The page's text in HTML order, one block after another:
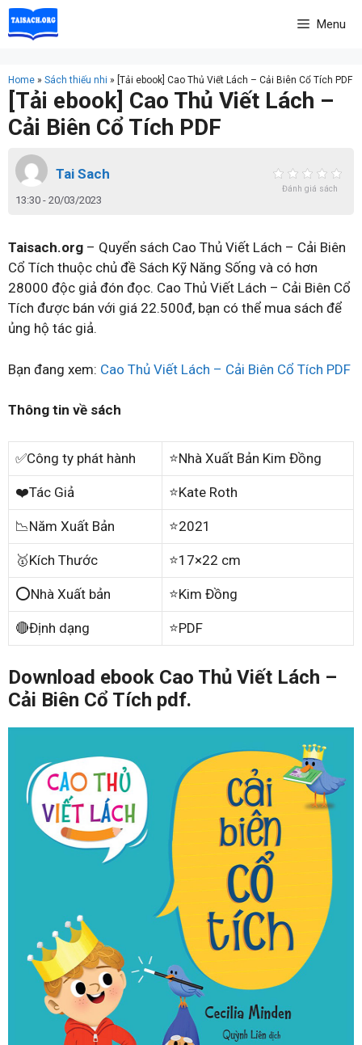
Skip
to
Menu
Home » Sách thiếu nhi » [Tải ebook] Cao Thủ Viết Lách – Cải Biên Cổ Tích PDF
[Tải ebook] Cao Thủ Viết Lách –
Cải Biên Cổ Tích PDF
Tai Sach
13:30 - 20/03/2023
Đánh giá sách
Taisach.org – Quyển sách Cao Thủ Viết Lách – Cải Biên
Cổ Tích thuộc chủ đề Sách Kỹ Năng Sống và có hơn
28000 độc giả đón đọc. Cao Thủ Viết Lách – Cải Biên Cổ
Tích được bán với giá 22.500đ, bạn có thể mua sách để
ủng hộ tác giả.
Bạn đang xem: Cao Thủ Viết Lách – Cải Biên Cổ Tích PDF
Thông tin về sách
✅Công ty phát hành ⭐Nhà Xuất Bản Kim Đồng
❤️Tác Giả ⭐Kate Roth
📉Năm Xuất Bản ⭐2021
🥇Kích Thước ⭐17×22 cm
⭕Nhà Xuất bản ⭐Kim Đồng
🔴Định dạng ⭐PDF
Download ebook Cao Thủ Viết Lách –
Cải Biên Cổ Tích pdf.